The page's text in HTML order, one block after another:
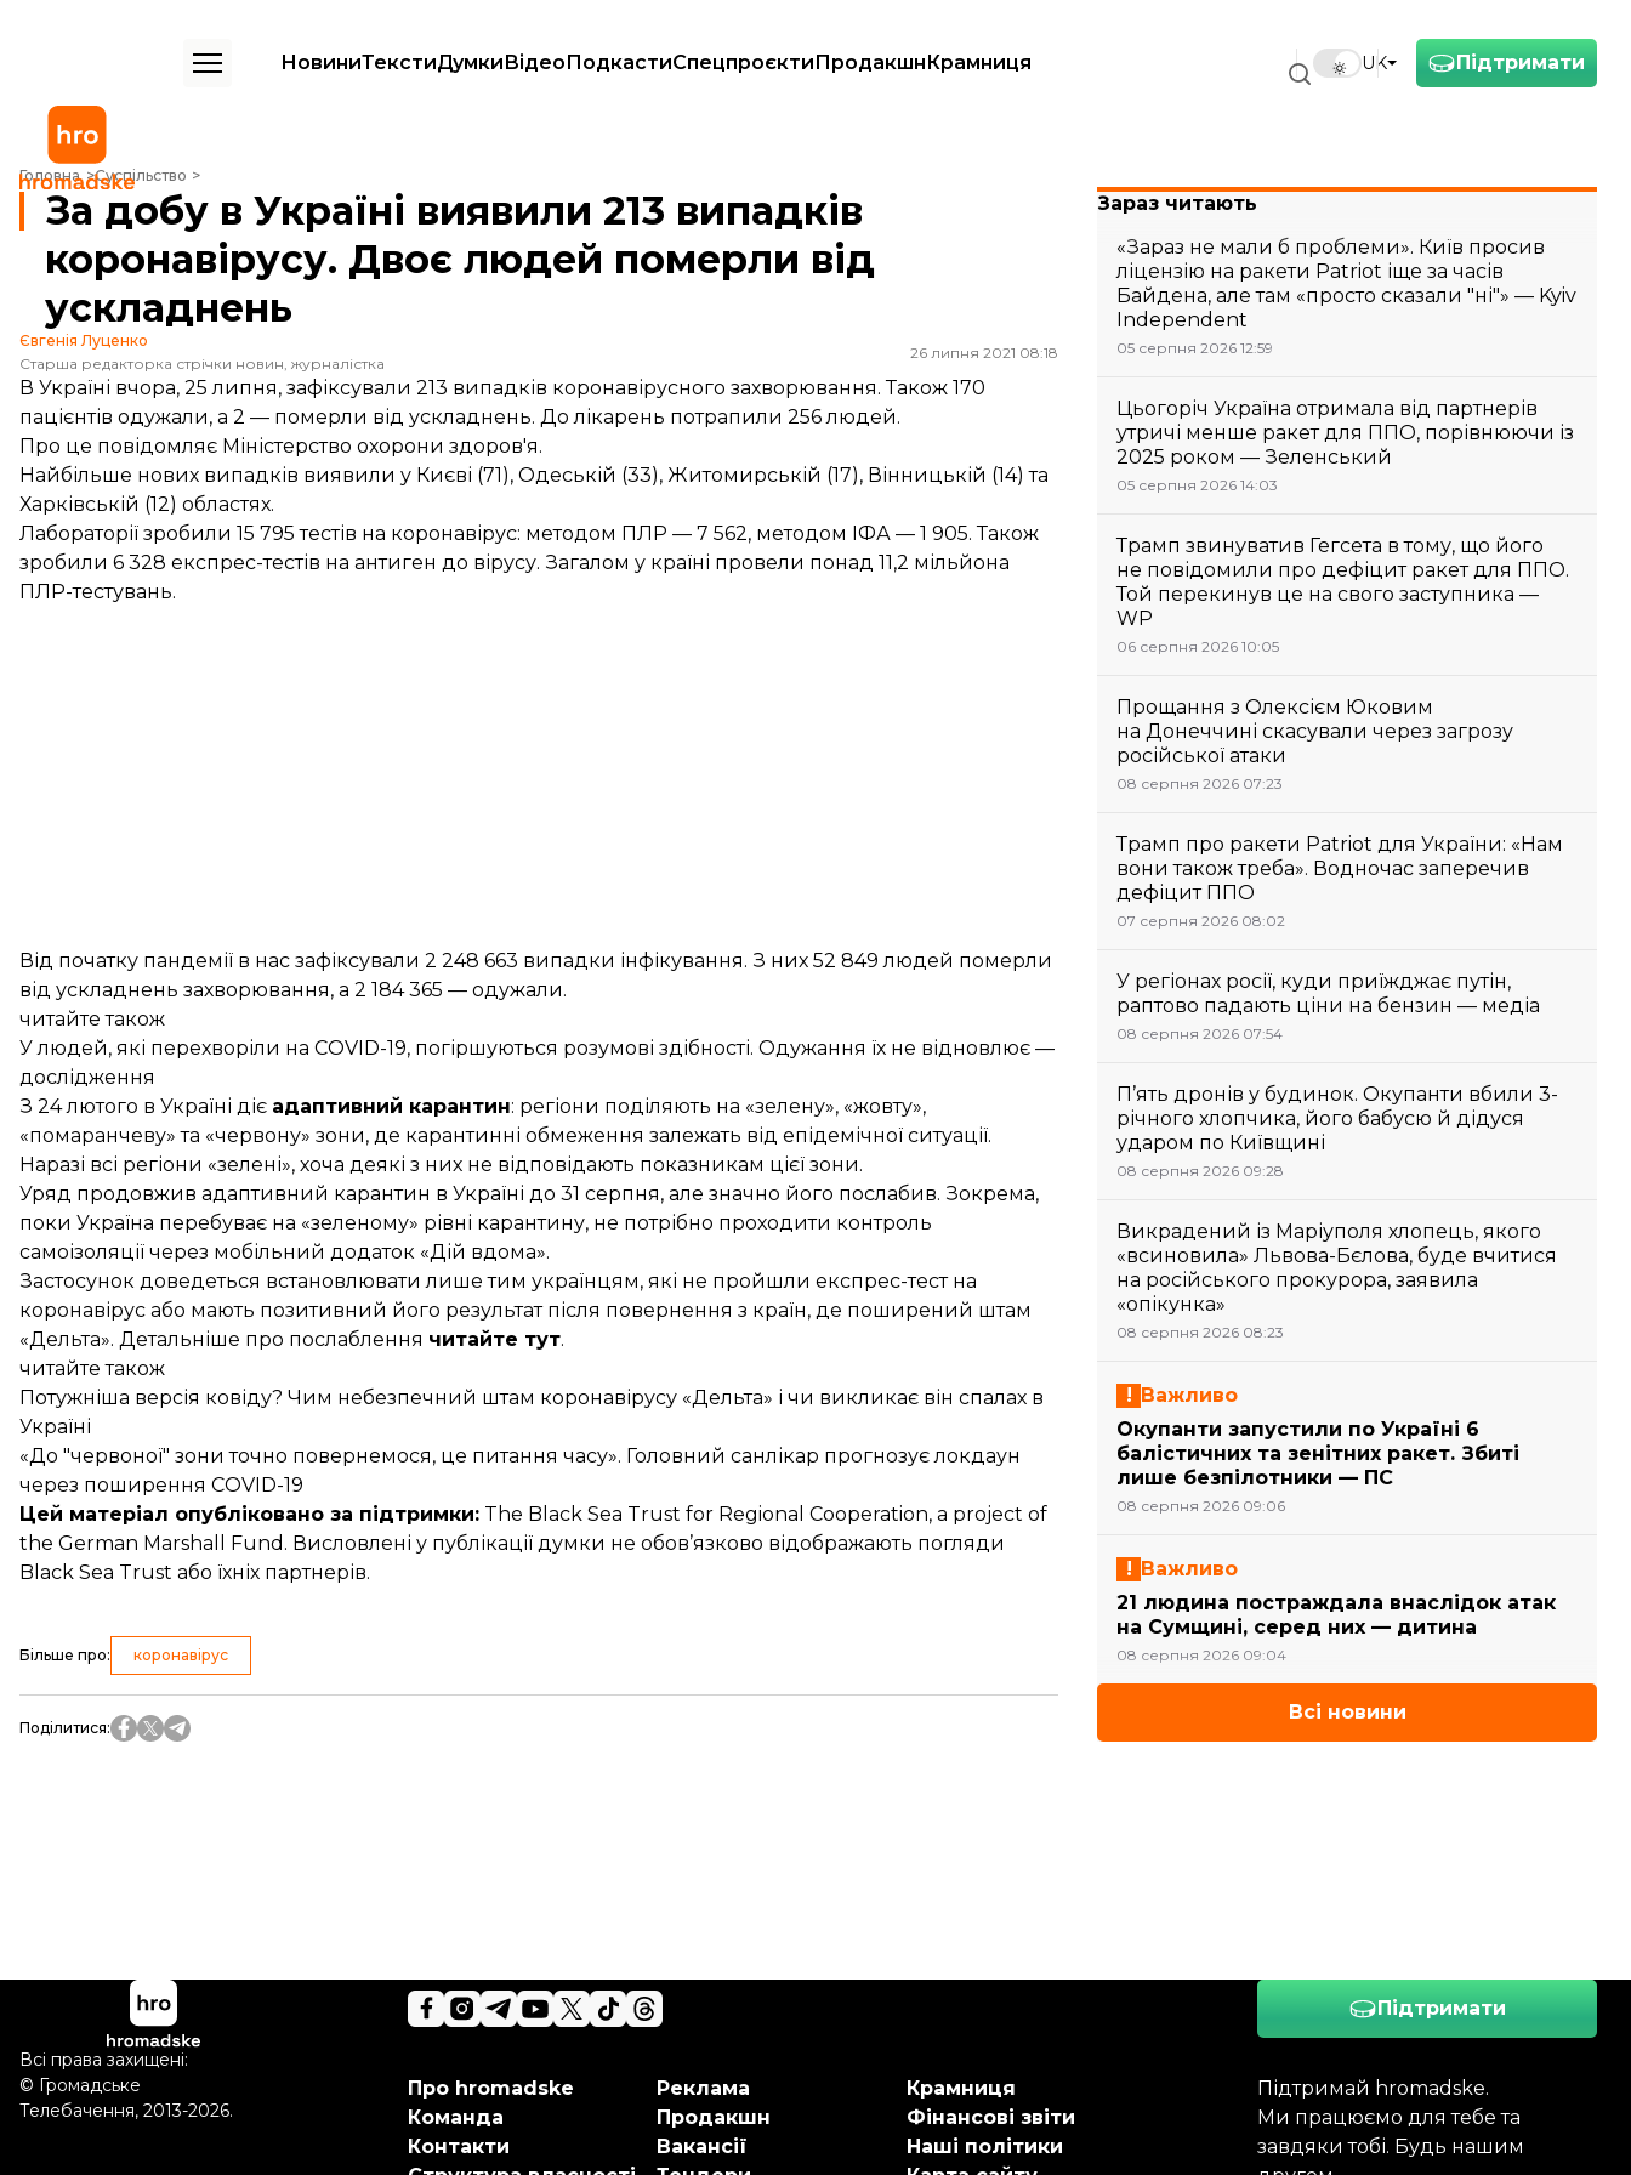
Підтримати
UK
НовиниТекстиДумкиВідеоПодкастиСпецпроєктиПродакшнКрамниця
Головна Суспільство
За добу в Україні виявили 213 випадків коронавірусу. Двоє людей померли від ускладнень
За добу в Україні виявили 213 випадків
коронавірусу. Двоє людей померли від
ускладнень
Євгенія Луценко
Старша редакторка стрічки новин, журналістка
26 липня 2021 08:18
В Україні вчора, 25 липня, зафіксували 213 випадків коронавірусного захворювання. Також 170
пацієнтів одужали, а 2 — померли від ускладнень. До лікарень потрапили 256 людей.
Про це повідомляє Міністерство охорони здоров'я.
Найбільше нових випадків виявили у Києві (71), Одеській (33), Житомирській (17), Вінницькій (14) та
Харківській (12) областях.
Лабораторії зробили 15 795 тестів на коронавірус: методом ПЛР — 7 562, методом ІФА — 1 905. Також
зробили 6 328 експрес-тестів на антиген до вірусу. Загалом у країні провели понад 11,2 мільйона
ПЛР-тестувань.
Від початку пандемії в нас зафіксували 2 248 663 випадки інфікування. З них 52 849 людей померли
від ускладнень захворювання, а 2 184 365 — одужали.
читайте також
У людей, які перехворіли на COVID-19, погіршуються розумові здібності. Одужання їх не відновлює —
дослідження
З 24 лютого в Україні діє адаптивний карантин: регіони поділяють на «зелену», «жовту»,
«помаранчеву» та «червону» зони, де карантинні обмеження залежать від епідемічної ситуації.
Наразі всі регіони «зелені», хоча деякі з них не відповідають показникам цієї зони.
Уряд продовжив адаптивний карантин в Україні до 31 серпня, але значно його послабив. Зокрема,
поки Україна перебуває на «зеленому» рівні карантину, не потрібно проходити контроль
самоізоляції через мобільний додаток «Дій вдома».
Застосунок доведеться встановлювати лише тим українцям, які не пройшли експрес-тест на
коронавірус або мають позитивний його результат після повернення з країн, де поширений штам
«Дельта». Детальніше про послаблення читайте тут.
читайте також
Потужніша версія ковіду? Чим небезпечний штам коронавірусу «Дельта» і чи викликає він спалах в
Україні
«До "червоної" зони точно повернемося, це питання часу». Головний санлікар прогнозує локдаун
через поширення COVID-19
Цей матеріал опубліковано за підтримки: The Black Sea Trust for Regional Cooperation, a project of
the German Marshall Fund. Висловлені у публікації думки не обов’язково відображають погляди
Black Sea Trust або їхніх партнерів.
Більше про: коронавірус
Поділитися:
Зараз читають
«Зараз не мали б проблеми». Київ просив
ліцензію на ракети Patriot іще за часів
Байдена, але там «просто сказали "ні"» — Kyiv
Independent
05 серпня 2026 12:59
Цьогоріч Україна отримала від партнерів
утричі менше ракет для ППО, порівнюючи із
2025 роком — Зеленський
05 серпня 2026 14:03
Трамп звинуватив Гегсета в тому, що його
не повідомили про дефіцит ракет для ППО.
Той перекинув це на свого заступника —
WP
06 серпня 2026 10:05
Прощання з Олексієм Юковим
на Донеччині скасували через загрозу
російської атаки
08 серпня 2026 07:23
Трамп про ракети Patriot для України: «Нам
вони також треба». Водночас заперечив
дефіцит ППО
07 серпня 2026 08:02
У регіонах росії, куди приїжджає путін,
раптово падають ціни на бензин — медіа
08 серпня 2026 07:54
П’ять дронів у будинок. Окупанти вбили 3-
річного хлопчика, його бабусю й дідуся
ударом по Київщині
08 серпня 2026 09:28
Викрадений із Маріуполя хлопець, якого
«всиновила» Львова-Бєлова, буде вчитися
на російського прокурора, заявила
«опікунка»
08 серпня 2026 08:23
Важливо
Окупанти запустили по Україні 6
балістичних та зенітних ракет. Збиті
лише безпілотники — ПС
08 серпня 2026 09:06
Важливо
21 людина постраждала внаслідок атак
на Сумщині, серед них — дитина
08 серпня 2026 09:04
Всі новини
Підтримати
Підтримай hromadske.
Ми працюємо для тебе та
завдяки тобі. Будь нашим
Про hromadske
Команда
Контакти
Реклама
Продакшн
Вакансії
Крамниця
Фінансові звіти
Наші політики
Всі права захищені:
© Громадське
Телебачення, 2013-2026.